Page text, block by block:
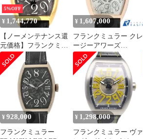
5%OFF
¥ 1,744,770
【ノーメンテナンス還
元価格】フランクミュ
ラー トノウカーベック
スクレイジーアワーズ
RG 7851CH PG･RG 自
¥ 1,607,000
フランクミュラー クレ
ージーアワーズ
5850CH PG 中古 メンズ
¥ 928,000
フランクミュラー
¥ 1,298,000
フランクミュラー ヴァ